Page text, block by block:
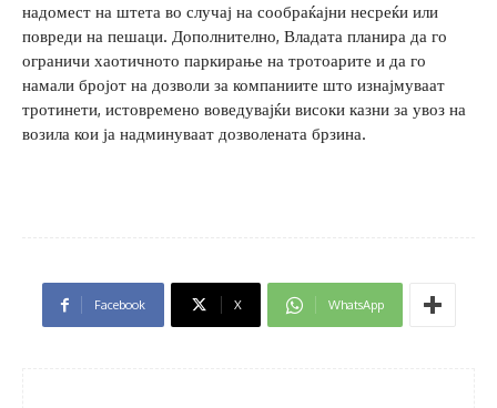
надомест на штета во случај на сообраќајни несреќи или
повреди на пешаци. Дополнително, Владата планира да го
ограничи хаотичното паркирање на тротоарите и да го
намали бројот на дозволи за компаниите што изнајмуваат
тротинети, истовремено воведувајќи високи казни за увоз на
возила кои ја надминуваат дозволената брзина.
Facebook X WhatsApp